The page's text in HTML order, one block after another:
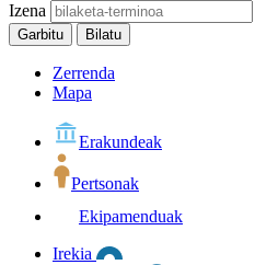
Izena
Garbitu Bilatu
Zerrenda
Mapa
Erakundeak
Pertsonak
Ekipamenduak
Irekia